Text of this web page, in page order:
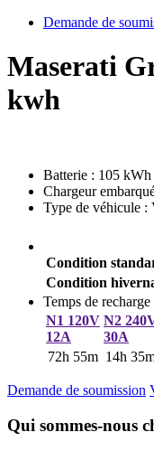
Demande de
Maserati
kwh
Batterie : 105 kWh
Chargeur
Type de véhicule :
Condition
Condition
Temps de
N1 120V
12A
N2
30A
72h 55m 14h
Demande de soumission
Qui sommes-nous